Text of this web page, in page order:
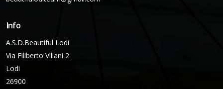
Info
A.S.D.Beautiful Lodi
Via Filiberto Villani 2
Lodi
26900